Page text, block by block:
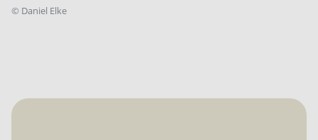
© Daniel Elke